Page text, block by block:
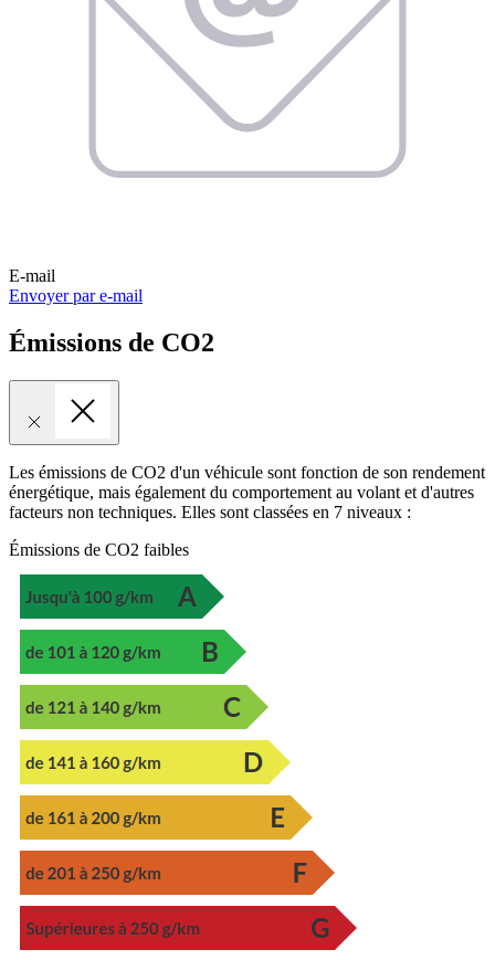
E-mail
Envoyer par e-mail
Émissions de CO2
Les émissions de CO2 d'un véhicule sont fonction de son rendement
énergétique, mais également du comportement au volant et d'autres
facteurs non techniques. Elles sont classées en 7 niveaux :
Émissions de CO2 faibles